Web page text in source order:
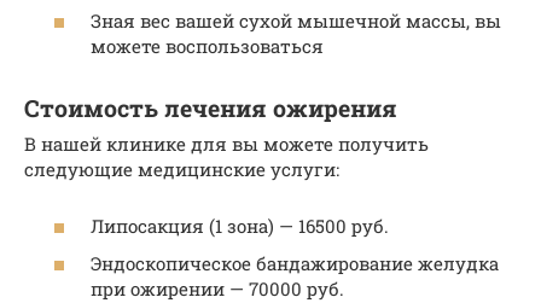
Зная вес вашей сухой мышечной массы, вы
можете воспользоваться
Стоимость лечения ожирения
В нашей клинике для вы можете получить
следующие медицинские услуги:
Липосакция (1 зона) — 16500 руб.
Эндоскопическое бандажирование желудка
при ожирении — 70000 руб.